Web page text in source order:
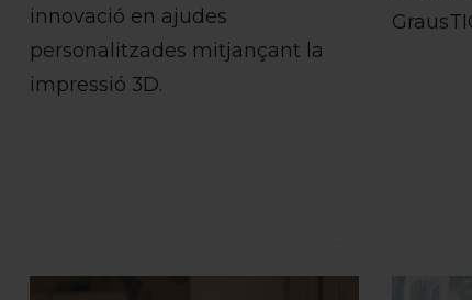
innovació en ajudes
personalitzades mitjançant la
impressió 3D.